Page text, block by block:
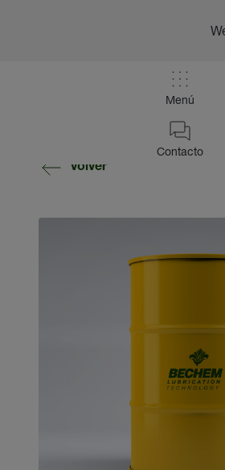
Menú
Contacto
volver